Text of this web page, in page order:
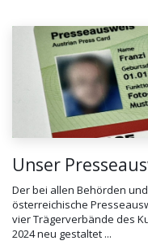
Unser
Der bei allen Behörden
österreichische
vier Trägerverbände des
2024 neu gestaltet ...